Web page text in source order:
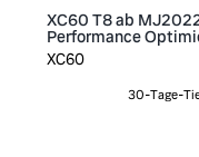
XC60 T8 ab
Performance
XC60
30-Tage-